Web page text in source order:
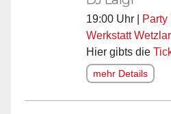
19:00 Uhr | Party
Werkstatt Wetzlar
Hier gibts die
mehr Details